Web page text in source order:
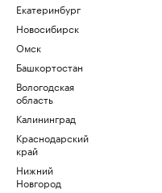
Екатеринбург
Новосибирск
Омск
Башкортостан
Вологодская
область
Калининград
Краснодарский
край
Нижний
Новгород